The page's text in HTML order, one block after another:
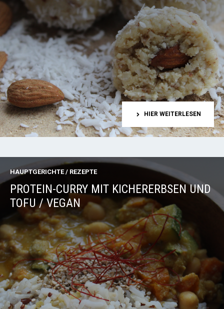
HIER WEITERLESEN
HAUPTGERICHTE/ REZEPTE
PROTEIN-CURRY MIT KICHERERBSEN UND
TOFU / VEGAN